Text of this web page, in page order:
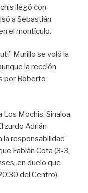
llegó con
a Sebastián
el montículo.
Murillo se voló la
la rección
por Roberto
Los Mochis, Sinaloa,
zurdo Adrián
la responsabilidad
Fabián Cota (3-3,
en duelo que
del Centro).